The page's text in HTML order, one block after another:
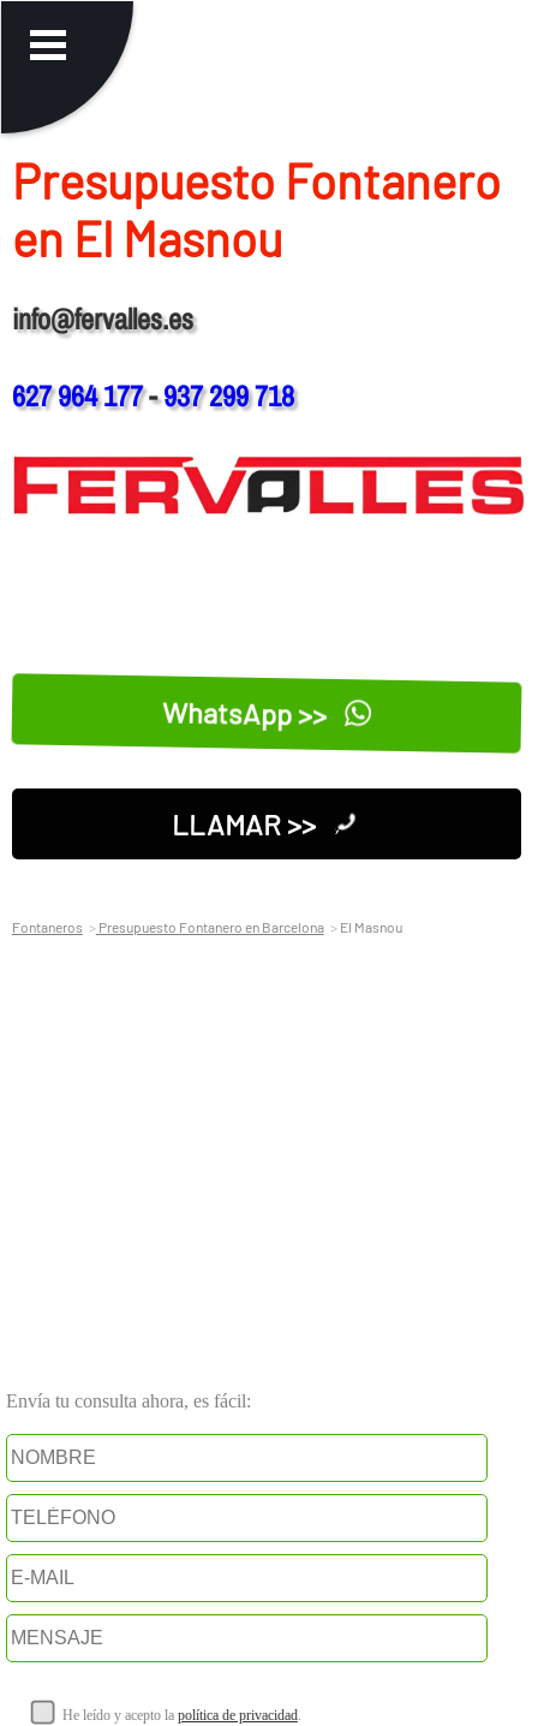
Presupuesto Fontanero
en El Masnou
info@fervalles.es
627 964 177-937 299 718
WhatsApp >>
LLAMAR >>
Fontaneros Presupuesto Fontanero en Barcelona El Masnou
Envía tu consulta ahora, es fácil:
He leído y acepto la política de privacidad.